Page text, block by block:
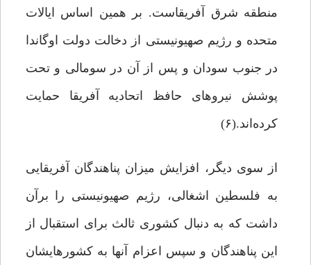
منطقه شرق آفریقاست. بر همین اساس ایالات
متحده و رژیم صهیونیستی از دخالت دولت اوگاندا
در جنوب سودان و پس از آن در سومالی و تحت
پوشش نیروهای حافظ اتحادیه آفریقا حمایت
کرده‌اند.(۶)
از سوی دیگر، افزایش میزان پناهندگان آفریقایی
به فلسطین اشغالی، رژیم صهیونیستی را برآن
داشت که به دنبال کشوری ثالث برای استقبال از
این پناهندگان و سپس اعزام آنها‌ به کشورهایشان